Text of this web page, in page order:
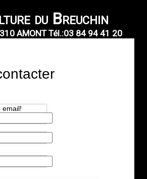
du Breuchin
AMONT Tél.:03 84 94 41 20
email!